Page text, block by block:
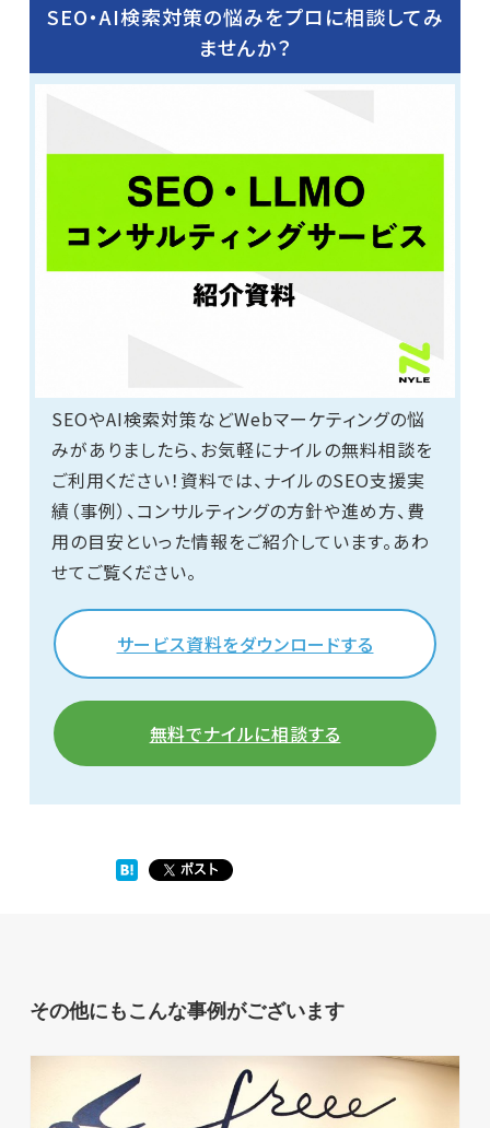
SEO・AI検索対策の悩みをプロに相談してみ
ませんか？
SEOやAI検索対策などWebマーケティングの悩
みがありましたら、お気軽にナイルの無料相談を
ご利用ください！資料では、ナイルのSEO支援実
績（事例）、コンサルティングの方針や進め方、費
用の目安といった情報をご紹介しています。あわ
せてご覧ください。
サービス資料をダウンロードする
無料でナイルに相談する
その他にもこんな事例がございます